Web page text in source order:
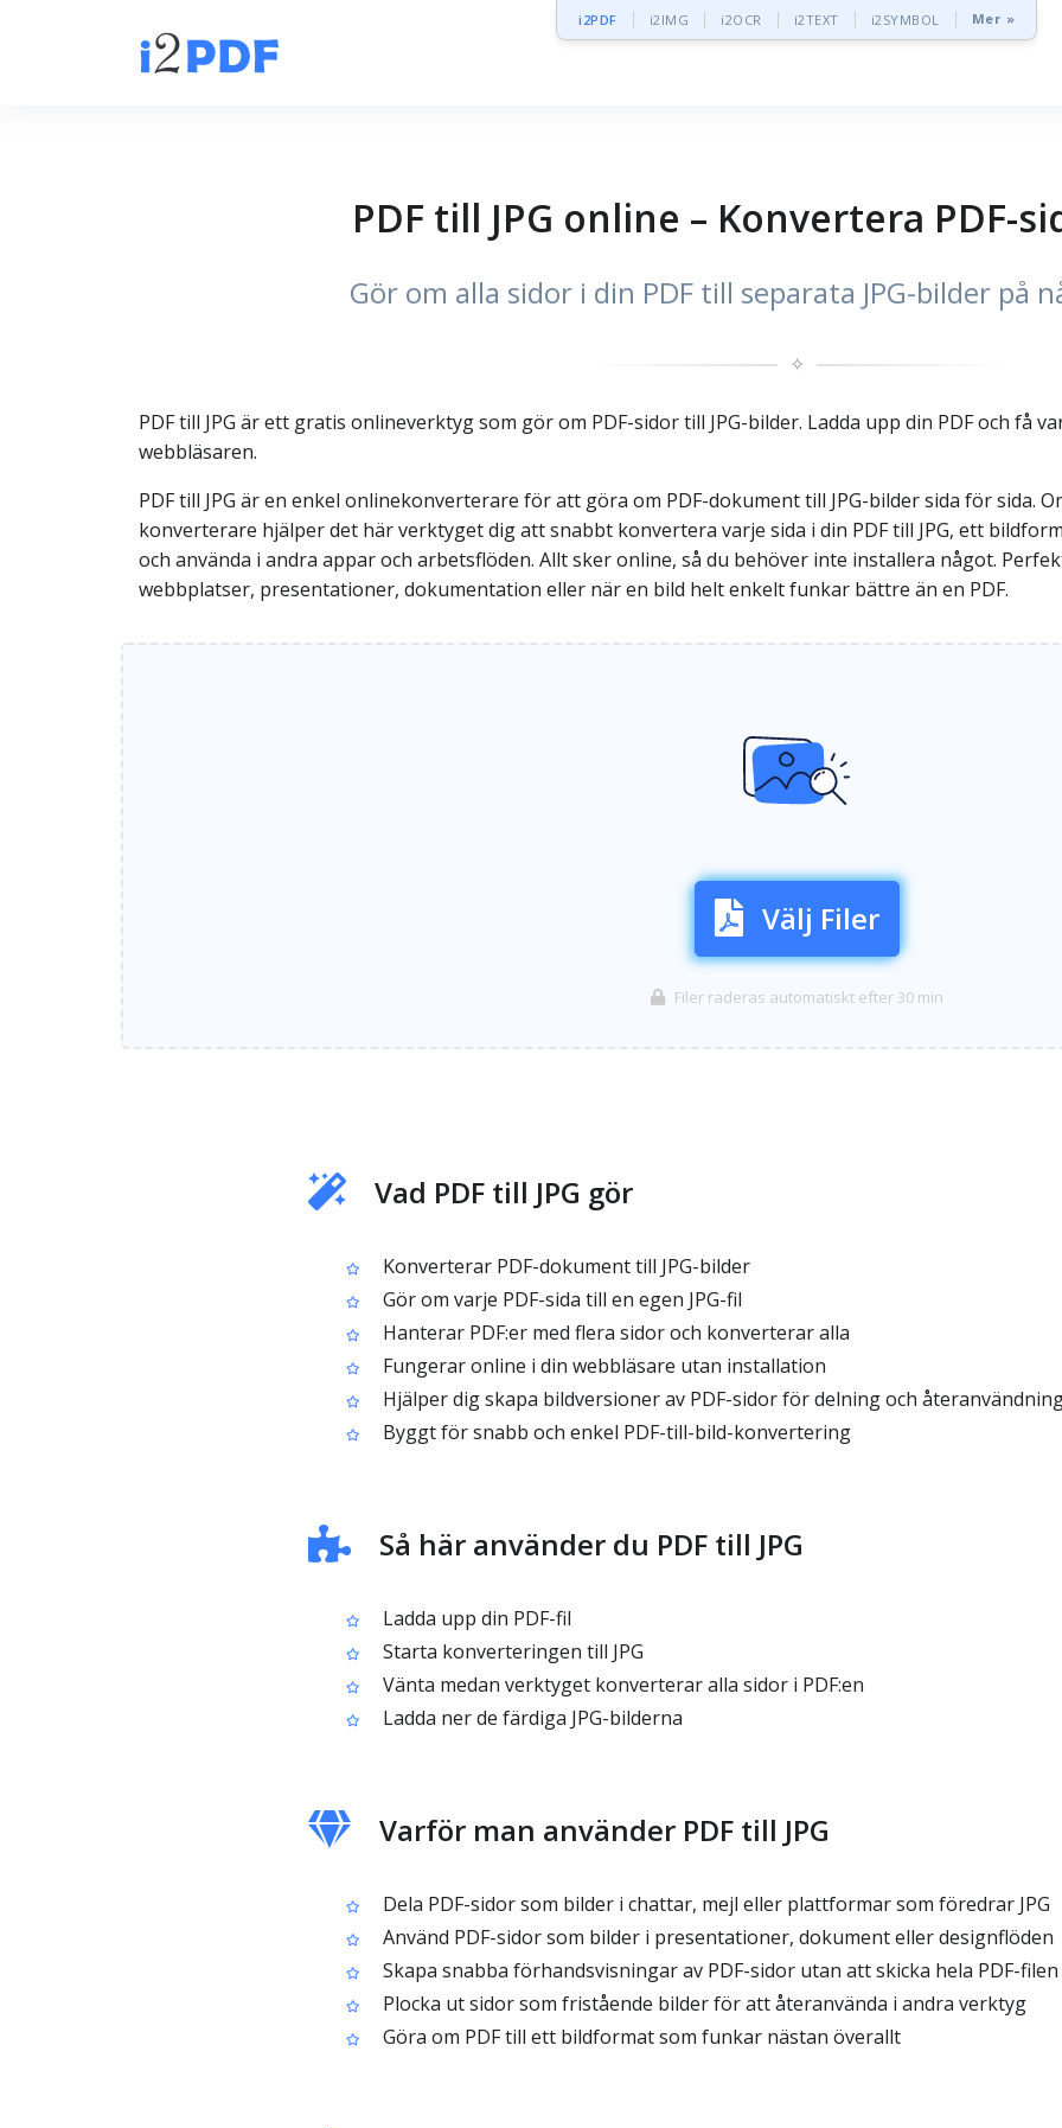
i2PDF i2IMG i2OCR i2TEXT i2SYMBOL Mer »
PDF till JPG online – Konvertera PDF-
Gör om alla sidor i din PDF till separata JPG-bilder på
✧
PDF till JPG är ett gratis onlineverktyg som gör om PDF-sidor till JPG-bilder. Ladda upp din PDF och få
webbläsaren.
PDF till JPG är en enkel onlinekonverterare för att göra om PDF-dokument till JPG-bilder sida för sida.
konverterare hjälper det här verktyget dig att snabbt konvertera varje sida i din PDF till JPG, ett
och använda i andra appar och arbetsflöden. Allt sker online, så du behöver inte installera något.
webbplatser, presentationer, dokumentation eller när en bild helt enkelt funkar bättre än en PDF.
Välj Filer
Filer raderas automatiskt efter 30 min
Vad PDF till JPG gör
Konverterar PDF-dokument till JPG-bilder
Gör om varje PDF-sida till en egen JPG-fil
Hanterar PDF:er med flera sidor och konverterar alla
Fungerar online i din webbläsare utan installation
Hjälper dig skapa bildversioner av PDF-sidor för delning och
Byggt för snabb och enkel PDF-till-bild-konvertering
Så här använder du PDF till JPG
Ladda upp din PDF-fil
Starta konverteringen till JPG
Vänta medan verktyget konverterar alla sidor i PDF:en
Ladda ner de färdiga JPG-bilderna
Varför man använder PDF till JPG
Dela PDF-sidor som bilder i chattar, mejl eller plattformar som föredrar JPG
Använd PDF-sidor som bilder i presentationer, dokument eller designflöden
Skapa snabba förhandsvisningar av PDF-sidor utan att skicka hela PDF-filen
Plocka ut sidor som fristående bilder för att återanvända i andra verktyg
Göra om PDF till ett bildformat som funkar nästan överallt